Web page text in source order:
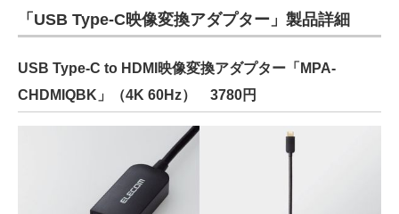
「USB Type-C映像変換アダプター」製品詳細
USB Type-C to HDMI映像変換アダプター「MPA-
CHDMIQBK」（4K 60Hz） 3780円